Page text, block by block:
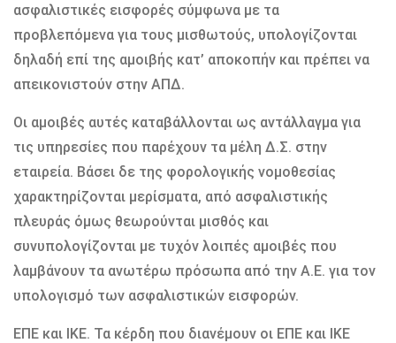
ασφαλιστικές εισφορές σύμφωνα με τα
προβλεπόμενα για τους μισθωτούς, υπολογίζονται
δηλαδή επί της αμοιβής κατ’ αποκοπήν και πρέπει να
απεικονιστούν στην ΑΠΔ.
Οι αμοιβές αυτές καταβάλλονται ως αντάλλαγμα για
τις υπηρεσίες που παρέχουν τα μέλη Δ.Σ. στην
εταιρεία. Βάσει δε της φορολογικής νομοθεσίας
χαρακτηρίζονται μερίσματα, από ασφαλιστικής
πλευράς όμως θεωρούνται μισθός και
συνυπολογίζονται με τυχόν λοιπές αμοιβές που
λαμβάνουν τα ανωτέρω πρόσωπα από την Α.Ε. για τον
υπολογισμό των ασφαλιστικών εισφορών.
ΕΠΕ και ΙΚΕ. Τα κέρδη που διανέμουν οι ΕΠΕ και ΙΚΕ